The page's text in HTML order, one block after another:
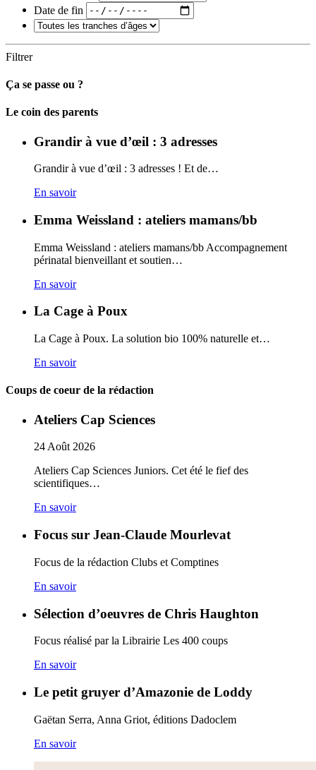
Date de fin
Filtrer
Ça se passe ou ?
Carto
Le coin des parents
Grandir à vue d’œil : 3 adresses
Grandir à vue d’œil : 3 adresses ! Et de…
En savoir
Emma Weissland : ateliers mamans/bb
Emma Weissland : ateliers mamans/bb Accompagnement
périnatal bienveillant et soutien…
En savoir
La Cage à Poux
La Cage à Poux. La solution bio 100% naturelle et…
En savoir
Coups de coeur de la rédaction
Ateliers Cap Sciences
24 Août 2026
Ateliers Cap Sciences Juniors. Cet été le fief des
scientifiques…
En savoir
Focus sur Jean-Claude Mourlevat
Focus de la rédaction Clubs et Comptines
En savoir
Sélection d’oeuvres de Chris Haughton
Focus réalisé par la Librairie Les 400 coups
En savoir
Le petit gruyer d’Amazonie de Loddy
Gaëtan Serra, Anna Griot, éditions Dadoclem
En savoir